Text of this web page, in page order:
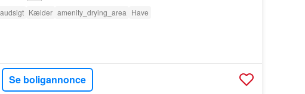
Kælder amenity_drying_area Have
Se boligannonce